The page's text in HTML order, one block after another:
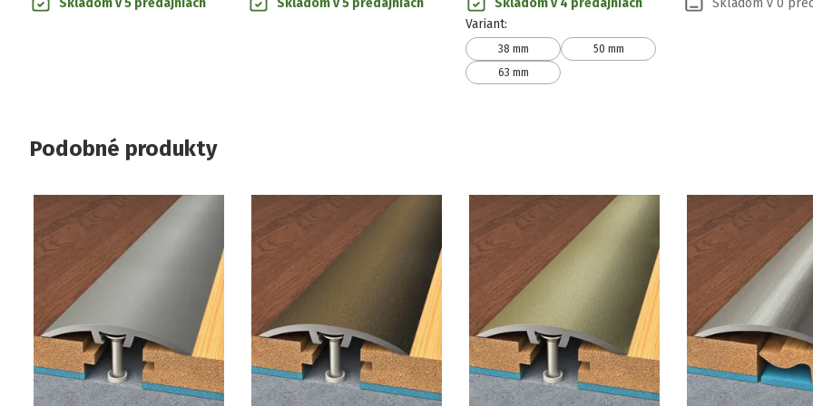
Skladom v 5 predajniach
Skladom v 5 predajniach
Skladom v 4 predajniach
Variant:
38 mm
50 mm
63 mm
Skladom v 0
Podobné produkty